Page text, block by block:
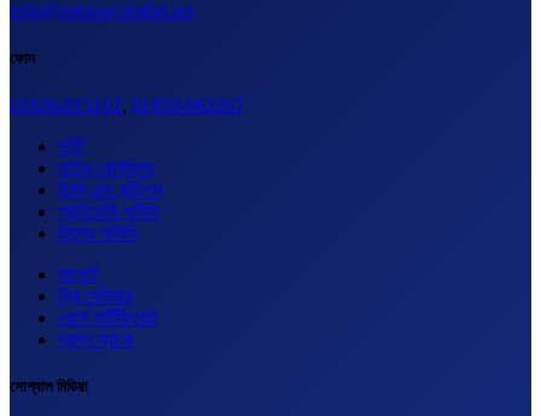
info@outsourcingbd.net
ফোন
01828-015102, 01950-962207
ভর্তি
লাইভ কোর্সসমূহ
টার্মস এন্ড কন্ডিশন
প্রাইভেসি পলিসি
রিফান্ড পলিসি
সাপোর্ট
ফ্রি সেমিনার
কোর্স সার্টিফিকেট
প্রশ্ন ব্যাংক
সোশ্যাল মিডিয়া